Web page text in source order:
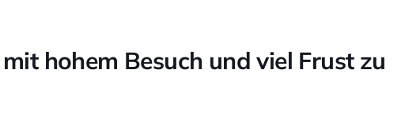
hohem Besuch und viel Frust zu